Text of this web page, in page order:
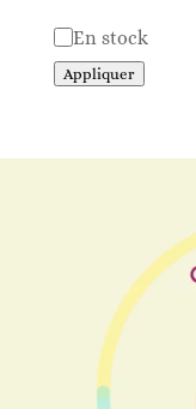
Disponibilité
En stock
Appliquer